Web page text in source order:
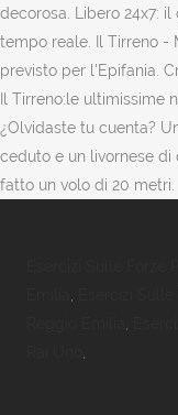
decorosa. Libero 24x7:
tempo reale. Il Tirreno -
previsto per l'Epifania.
Il Tirreno:le ultimissime
¿Olvidaste tu cuenta?
ceduto e un livornese
fatto un volo di 20 metri.